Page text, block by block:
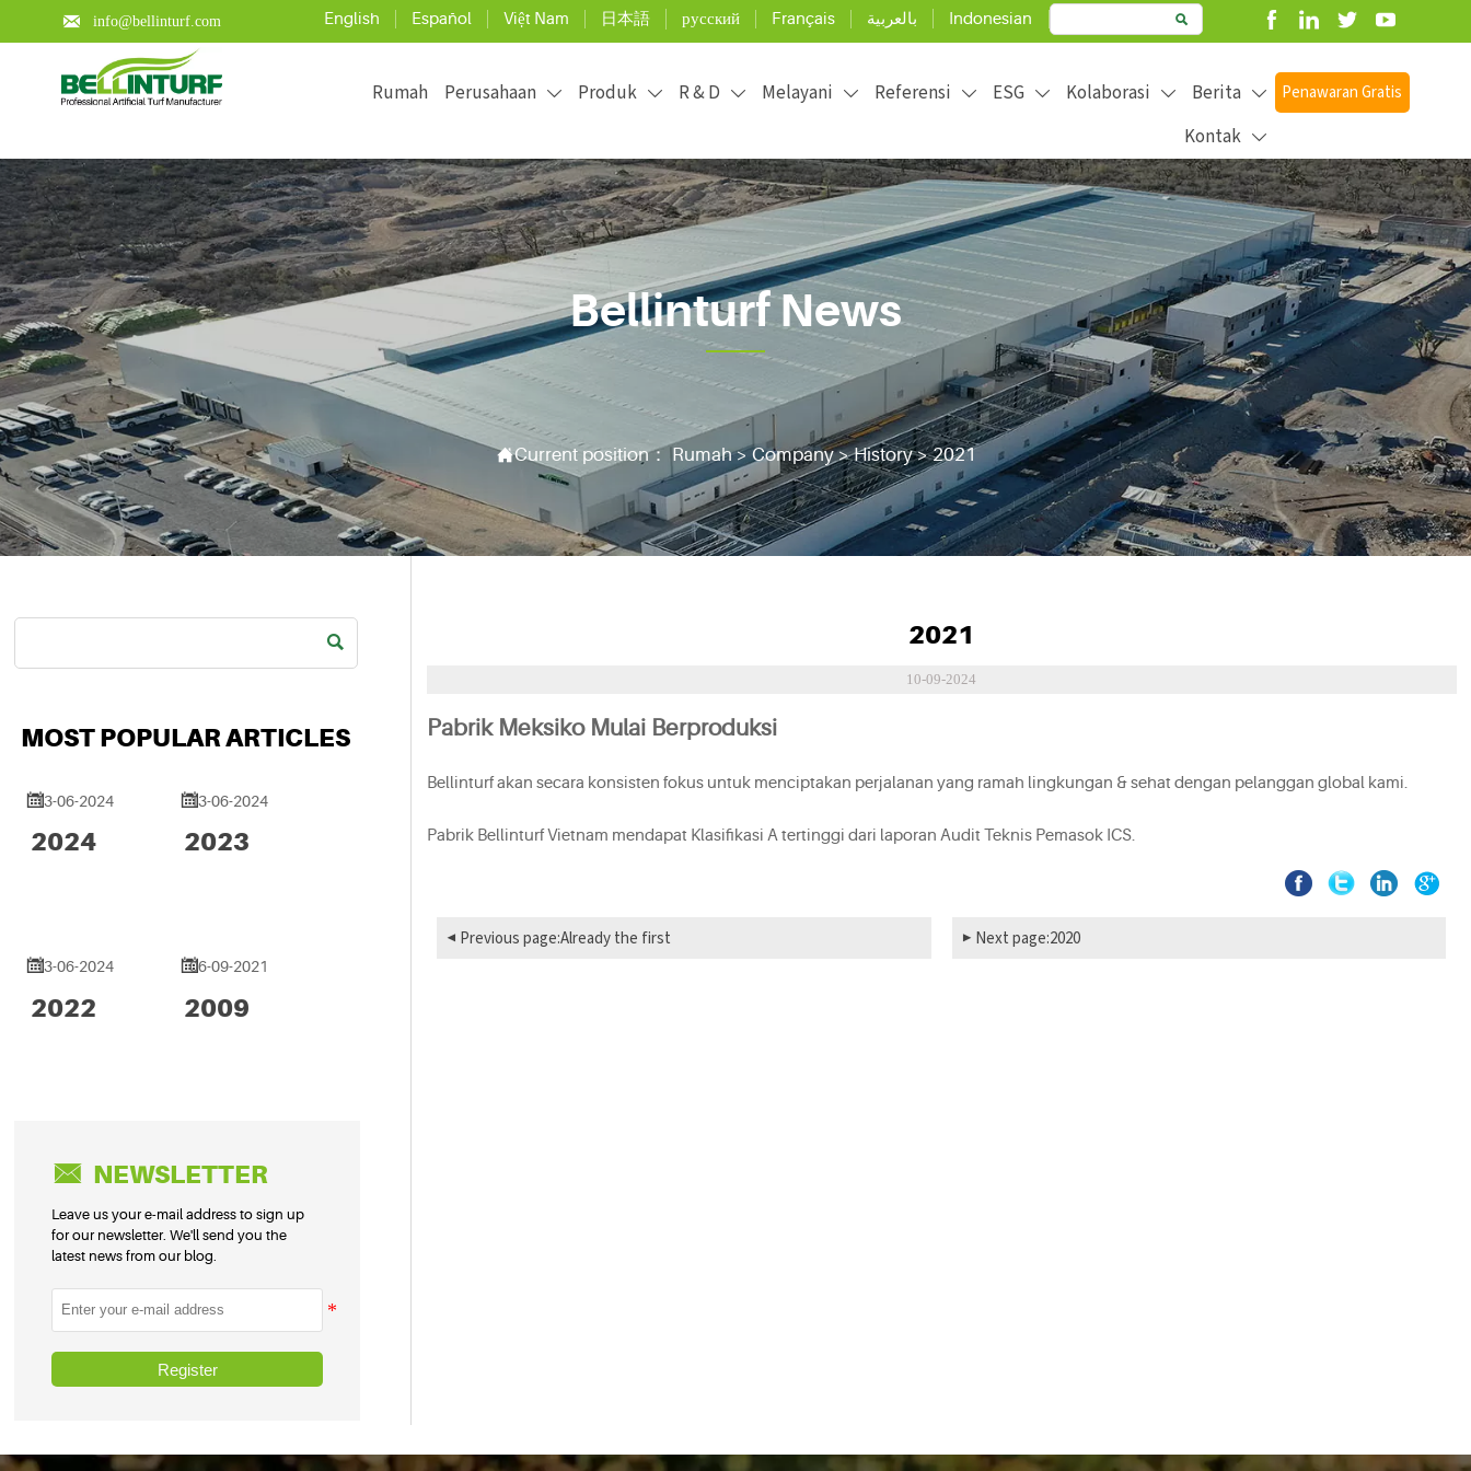
 info@bellinturf.com English Español Việt Nam 日本語 русский Français بالعربية Indonesian 
Rumah Perusahaan  Produk  R & D  Melayani  Referensi  ESG  Kolaborasi  Berita 
Kontak 
Penawaran Gratis
Bellinturf News
Learn about the key points of artificial grass installation and maintenance, and use the product better to create more value
Current position： Rumah>Company>History>2021

MOST POPULAR ARTICLES
13-06-2024
2024
13-06-2024
2023
13-06-2024
2022
06-09-2021
2009
 NEWSLETTER
Leave us your e-mail address to sign up
for our newsletter. We'll send you the
latest news from our blog.
Register
2021
10-09-2024
Pabrik Meksiko Mulai Berproduksi
Bellinturf akan secara konsisten fokus untuk menciptakan perjalanan yang ramah lingkungan & sehat dengan pelanggan global kami.
Pabrik Bellinturf Vietnam mendapat Klasifikasi A tertinggi dari laporan Audit Teknis Pemasok ICS.
◀ Previous page:Already the first ▶ Next page:2020